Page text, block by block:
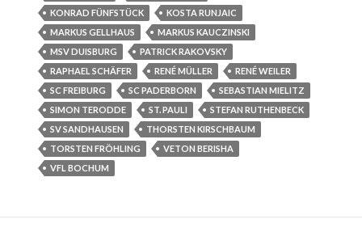
KONRAD FÜNFSTÜCK
KOSTA RUNJAIC
MARKUS GELLHAUS
MARKUS KAUCZINSKI
MSV DUISBURG
PATRICK RAKOVSKY
RAPHAEL SCHÄFER
RENÉ MÜLLER
RENÉ WEILER
SC FREIBURG
SC PADERBORN
SEBASTIAN MIELITZ
SIMON TERODDE
ST. PAULI
STEFAN RUTHENBECK
SV SANDHAUSEN
THORSTEN KIRSCHBAUM
TORSTEN FRÖHLING
VETON BERISHA
VFL BOCHUM